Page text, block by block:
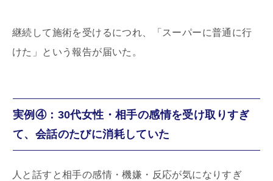
継続して施術を受けるにつれ、「スーパーに普通に行
けた」という報告が届いた。
実例④：30代女性・相手の感情を受け取りすぎ
て、会話のたびに消耗していた
人と話すと相手の感情・機嫌・反応が気になりすぎ